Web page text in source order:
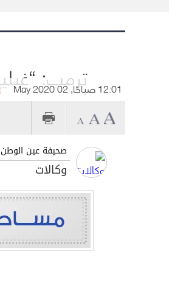
ترمب: 12:01 صباحًا, 02 May 2020
صحيفة عين الوطن
وكالات